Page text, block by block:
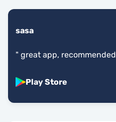
sasa
" great app, recommended
Play Store